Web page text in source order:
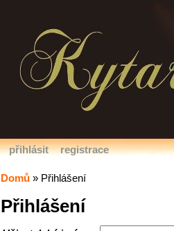
přihlásit registrace
Domů » Přihlášení
Přihlášení